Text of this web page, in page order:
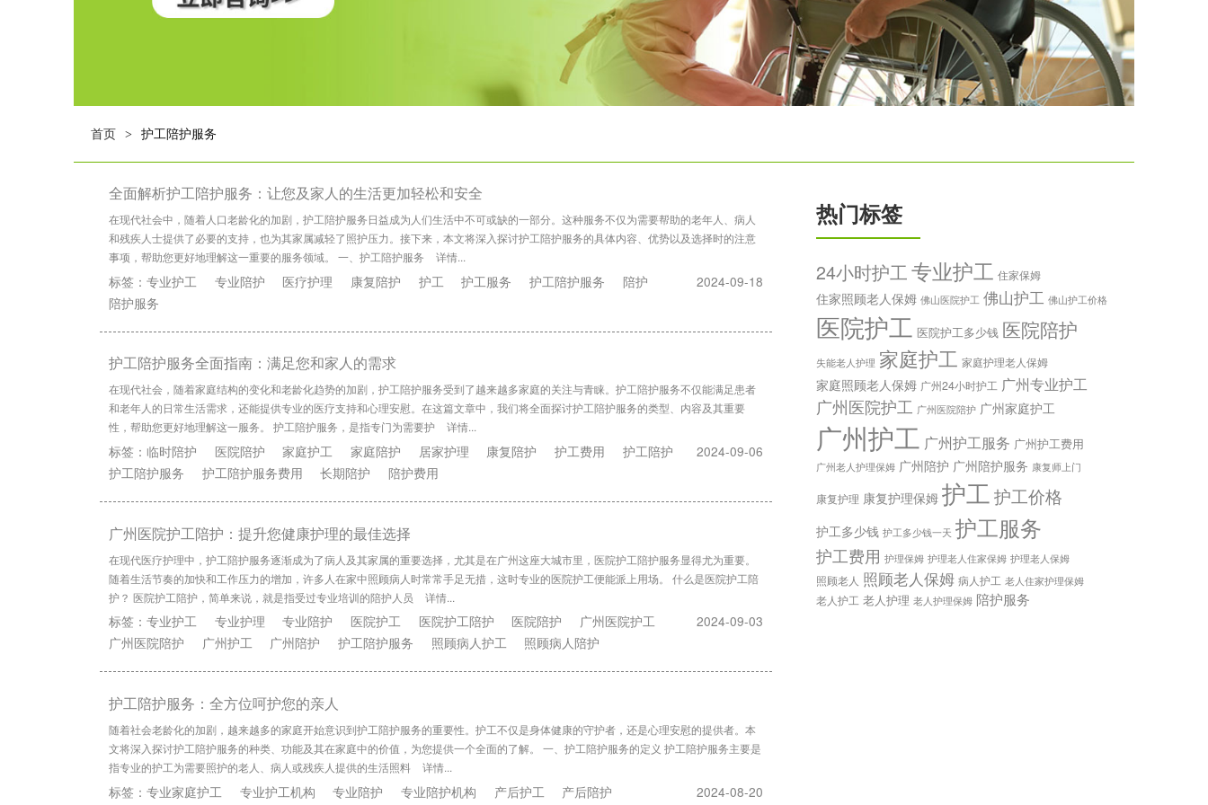
首页 > 护工陪护服务
全面解析护工陪护服务：让您及家人的生活更加轻松和安全
在现代社会中，随着人口老龄化的加剧，护工陪护服务日益成为人们生活中不可或缺的一部分。这种服务不仅为需要帮助的老年人、病人
和残疾人士提供了必要的支持，也为其家属减轻了照护压力。接下来，本文将深入探讨护工陪护服务的具体内容、优势以及选择时的注意
事项，帮助您更好地理解这一重要的服务领域。 一、护工陪护服务
详情...
标签： 专业护工 专业陪护 医疗护理 康复陪护 护工 护工服务 护工陪护服务
陪护
陪护服务
2024-09-18
护工陪护服务全面指南：满足您和家人的需求
在现代社会，随着家庭结构的变化和老龄化趋势的加剧，护工陪护服务受到了越来越多家庭的关注与青睐。护工陪护服务不仅能满足患者
和老年人的日常生活需求，还能提供专业的医疗支持和心理安慰。在这篇文章中，我们将全面探讨护工陪护服务的类型、内容及其重要
性，帮助您更好地理解这一服务。 护工陪护服务，是指专门为需要护
详情...
标签： 临时陪护 医院陪护 家庭护工 家庭陪护 居家护理 康复陪护 护工费用
护工陪护
护工陪护服务
护工陪护服务费用 长期陪护 陪护费用
2024-09-06
广州医院护工陪护：提升您健康护理的最佳选择
在现代医疗护理中，护工陪护服务逐渐成为了病人及其家属的重要选择，尤其是在广州这座大城市里，医院护工陪护服务显得尤为重要。
随着生活节奏的加快和工作压力的增加，许多人在家中照顾病人时常常手足无措，这时专业的医院护工便能派上用场。 什么是医院护工陪
护？ 医院护工陪护，简单来说，就是指受过专业培训的陪护人员
详情...
标签： 专业护工 专业护理 专业陪护 医院护工 医院护工陪护 医院陪护
广州医院护工
广州医院陪护
广州护工 广州陪护 护工陪护服务 照顾病人护工 照顾病人陪护
2024-09-03
护工陪护服务：全方位呵护您的亲人
随着社会老龄化的加剧，越来越多的家庭开始意识到护工陪护服务的重要性。护工不仅是身体健康的守护者，还是心理安慰的提供者。本
文将深入探讨护工陪护服务的种类、功能及其在家庭中的价值，为您提供一个全面的了解。 一、护工陪护服务的定义 护工陪护服务主要是
指专业的护工为需要照护的老人、病人或残疾人提供的生活照料
详情...
标签： 专业家庭护工 专业护工机构 专业陪护 专业陪护机构 产后护工
产后陪护
2024-08-20
热门标签
24小时护工专业护工 住家保姆
住家照顾老人保姆 佛山医院护工 佛山护工 佛山护工价格
医院护工 医院护工多少钱 医院陪护
失能老人护理 家庭护工 家庭护理老人保姆
家庭照顾老人保姆 广州24小时护工 广州专业护工
广州医院护工 广州医院陪护 广州家庭护工
广州护工 广州护工服务 广州护工费用
广州老人护理保姆 广州陪护 广州陪护服务 康复师上门
康复护理 康复护理保姆 护工护工价格
护工多少钱 护工多少钱一天 护工服务
护工费用 护理保姆 护理老人住家保姆 护理老人保姆
照顾老人 照顾老人保姆 病人护工 老人住家护理保姆
老人护工 老人护理 老人护理保姆 陪护服务